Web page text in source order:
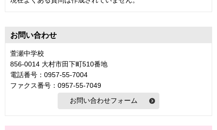
お問い合わせ
萱瀬中学校
856-0014 大村市田下町510番地
電話番号：0957-55-7004
ファクス番号：0957-55-7049